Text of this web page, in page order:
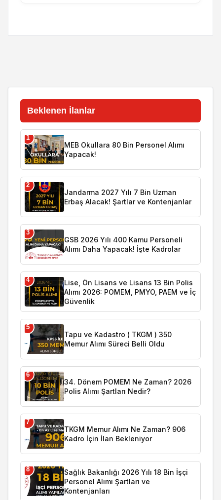
Beklenen İlanlar
1
MEB Okullara 80 Bin Personel Alımı
Yapacak!
2
Jandarma 2027 Yılı 7 Bin Uzman
Erbaş Alacak! Şartlar ve Kontenjanlar
3
GSB 2026 Yılı 400 Kamu Personeli
Alımı Daha Yapacak! İşte Kadrolar
4
Lise, Ön Lisans ve Lisans 13 Bin Polis
Alımı 2026: POMEM, PMYO, PAEM ve İç
Güvenlik
5
Tapu ve Kadastro ( TKGM ) 350
Memur Alımı Süreci Belli Oldu
6
34. Dönem POMEM Ne Zaman? 2026
Polis Alımı Şartları Nedir?
7
TKGM Memur Alımı Ne Zaman? 906
Kadro İçin İlan Bekleniyor
8
Sağlık Bakanlığı 2026 Yılı 18 Bin İşçi
Personel Alımı Şartları ve
Kontenjanları